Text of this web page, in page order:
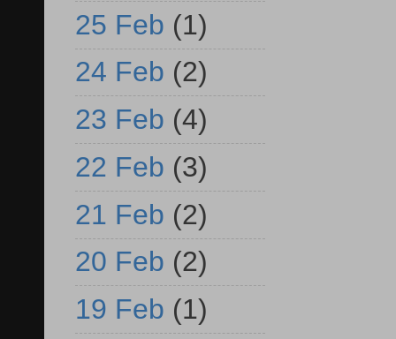
25 Feb (1)
24 Feb (2)
23 Feb (4)
22 Feb (3)
21 Feb (2)
20 Feb (2)
19 Feb (1)